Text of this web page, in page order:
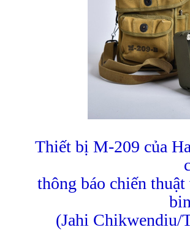
Thiết bị M-209 của
thông báo chiến
(Jahi Chikwendiu/